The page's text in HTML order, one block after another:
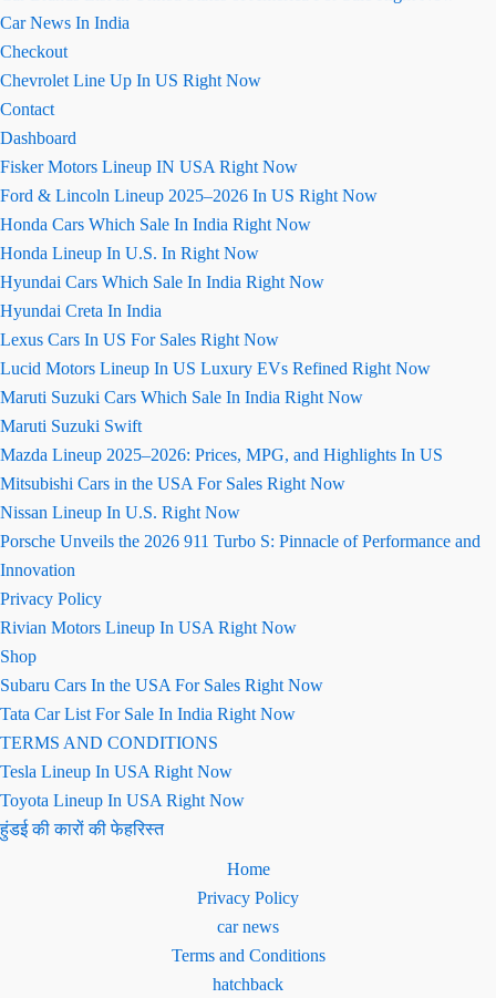
Car News In India
Checkout
Chevrolet Line Up In US Right Now
Contact
Dashboard
Fisker Motors Lineup IN USA Right Now
Ford & Lincoln Lineup 2025–2026 In US Right Now
Honda Cars Which Sale In India Right Now
Honda Lineup In U.S. In Right Now
Hyundai Cars Which Sale In India Right Now
Hyundai Creta In India
Lexus Cars In US For Sales Right Now
Lucid Motors Lineup In US Luxury EVs Refined Right Now
Maruti Suzuki Cars Which Sale In India Right Now
Maruti Suzuki Swift
Mazda Lineup 2025–2026: Prices, MPG, and Highlights In US
Mitsubishi Cars in the USA For Sales Right Now
Nissan Lineup In U.S. Right Now
Porsche Unveils the 2026 911 Turbo S: Pinnacle of Performance and
Innovation
Privacy Policy
Rivian Motors Lineup In USA Right Now
Shop
Subaru Cars In the USA For Sales Right Now
Tata Car List For Sale In India Right Now
TERMS AND CONDITIONS
Tesla Lineup In USA Right Now
Toyota Lineup In USA Right Now
हुंडई की कारों की फेहरिस्त
Home
Privacy Policy
car news
Terms and Conditions
hatchback